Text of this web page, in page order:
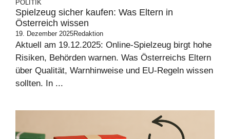
POLITIK
Spielzeug sicher kaufen: Was Eltern in
Österreich wissen
19. Dezember 2025Redaktion
Aktuell am 19.12.2025: Online-Spielzeug birgt hohe
Risiken, Behörden warnen. Was Österreichs Eltern
über Qualität, Warnhinweise und EU-Regeln wissen
sollten. In ...